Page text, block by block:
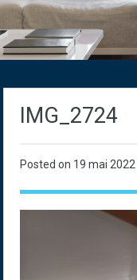
IMG_2724
Posted on 19 mai 2022